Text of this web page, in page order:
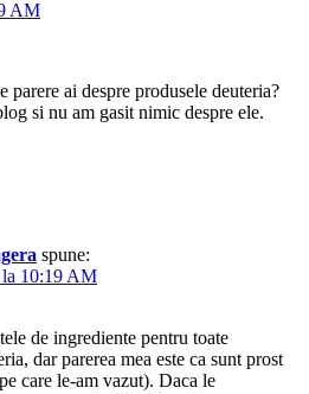
AM
parere ai despre produsele deuteria?
si nu am gasit nimic despre ele.
spune:
la 10:19 AM
de ingrediente pentru toate
dar parerea mea este ca sunt prost
care le-am vazut). Daca le